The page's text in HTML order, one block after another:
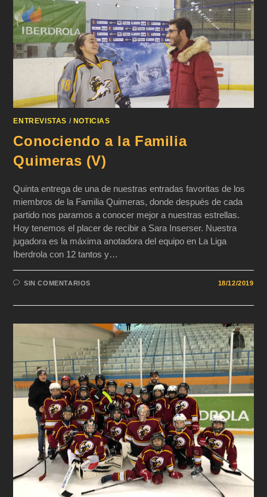
ENTREVISTAS / NOTICIAS
Conociendo a la Familia
Quimeras (V)
Quinta entrega de una de nuestras entradas favoritas de los
miembros de la Familia Quimeras, donde después de cada
partido nos paramos a conocer mejor a nuestras estrellas.
Hoy tenemos el placer de recibir a Sara Inserser. Nuestra
jugadora es la máxima anotadora del equipo en La Liga
Iberdrola con 12 tantos y…
SIN COMENTARIOS 18/12/2019